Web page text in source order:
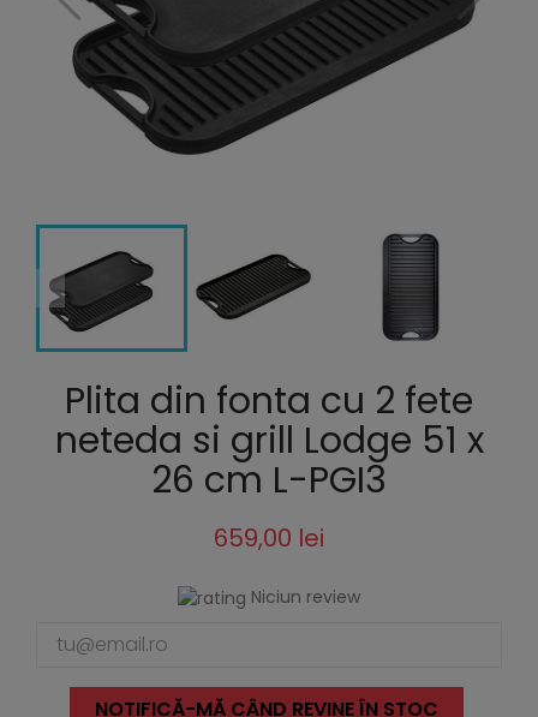
Plita din fonta cu 2 fete
neteda si grill Lodge 51 x
26 cm L-PGI3
659,00 lei
Niciun review
NOTIFICĂ-MĂ CÂND REVINE ÎN STOC